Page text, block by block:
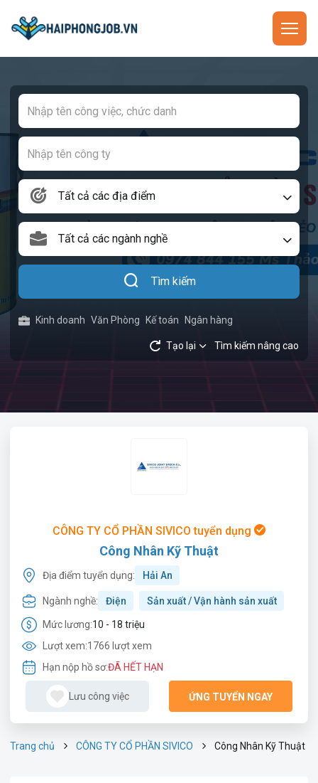
Tất cả các địa điểm
Tất cả các ngành nghề
Tìm kiếm
Kinh doanh Văn Phòng Kế toán Ngân hàng
Tạo lại Tìm kiếm nâng cao
CÔNG TY CỔ PHẦN SIVICO tuyển dụng
Công Nhân Kỹ Thuật
Địa điểm tuyển dụng: Hải An
Ngành nghề: Điện Sản xuất / Vận hành sản xuất
Mức lương:10 - 18 triệu
Lượt xem:1766 lượt xem
Hạn nộp hồ sơ:ĐÃ HẾT HẠN
Lưu công việc ỨNG TUYỂN NGAY
Trang chủ CÔNG TY CỔ PHẦN SIVICO Công Nhân Kỹ Thuật